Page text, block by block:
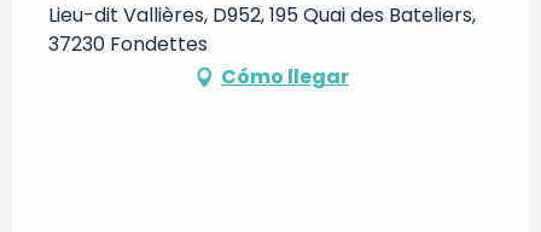
Lieu-dit Vallières, D952, 195 Quai des Bateliers,
37230 Fondettes
Cómo llegar